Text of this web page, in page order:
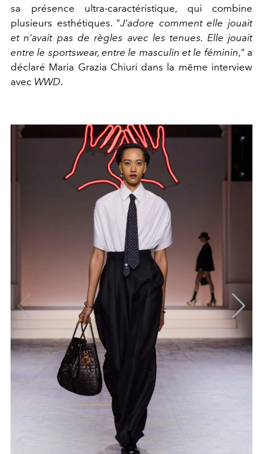
sa présence ultra-caractéristique, qui combine
plusieurs esthétiques. "J'adore comment elle jouait
et n'avait pas de règles avec les tenues. Elle jouait
entre le sportswear, entre le masculin et le féminin," a
déclaré Maria Grazia Chiuri dans la même interview
avec WWD.